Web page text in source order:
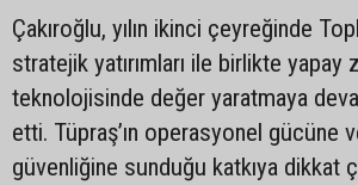
Çakıroğlu, yılın ikinci çeyreğinde
stratejik yatırımları ile birlikte yapay
teknolojisinde değer yaratmaya
etti. Tüpraş’ın operasyonel gücüne
güvenliğine sunduğu katkıya dikkat